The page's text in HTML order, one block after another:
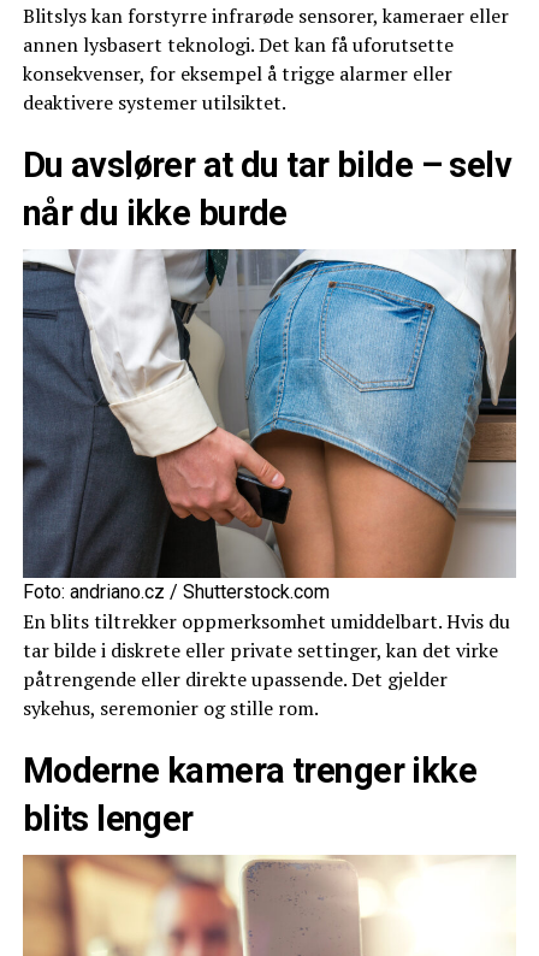
Blitslys kan forstyrre infrarøde sensorer, kameraer eller
annen lysbasert teknologi. Det kan få uforutsette
konsekvenser, for eksempel å trigge alarmer eller
deaktivere systemer utilsiktet.
Du avslører at du tar bilde – selv
når du ikke burde
Foto: andriano.cz / Shutterstock.com
En blits tiltrekker oppmerksomhet umiddelbart. Hvis du
tar bilde i diskrete eller private settinger, kan det virke
påtrengende eller direkte upassende. Det gjelder
sykehus, seremonier og stille rom.
Moderne kamera trenger ikke
blits lenger